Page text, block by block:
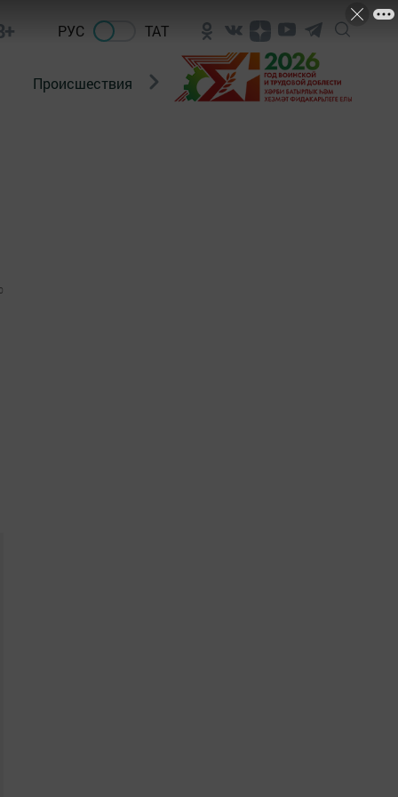
РУС ТАТ
Происшествия Новости Госавтоинспекции